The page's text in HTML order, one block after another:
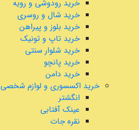
خرید رودوشی و رویه
خرید شال و روسری
خرید بلوز و پیراهن
خرید تاپ و تونیک
خرید شلوار سنتی
خرید پانچو
خرید دامن
خرید اکسسوری و لوازم شخصی
انگشتر
عینک آفتابی
نقره جات